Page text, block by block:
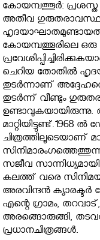
കോയമ്പത്തൂര്‍: പ്രശസ്ത
അതീവ
കോയമ്പത്തൂരിലെ
ചെറിയ തോതിൽ
തുടർന്നാണ്
തുടർന്ന് വീണ്ടും
ഉണ്ടാവുകയായിരുന്നു.
മാറ്റിയിട്ടുണ്ട്‌.1968
ചിത്രത്തിലൂടെയാണ്
സജീവ
കലത്ത് വരെ
അരവിന്ദന്‍ ക്യാരക്ടര്‍
എന്റെ ഗ്രാമം,
അരങ്ങൊരുങ്ങി,
പ്രധാനചിത്രങ്ങള്‍.